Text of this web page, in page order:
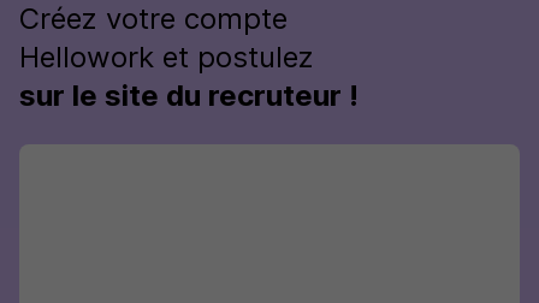
Créez votre compte
Hellowork et postulez
sur le site du recruteur !